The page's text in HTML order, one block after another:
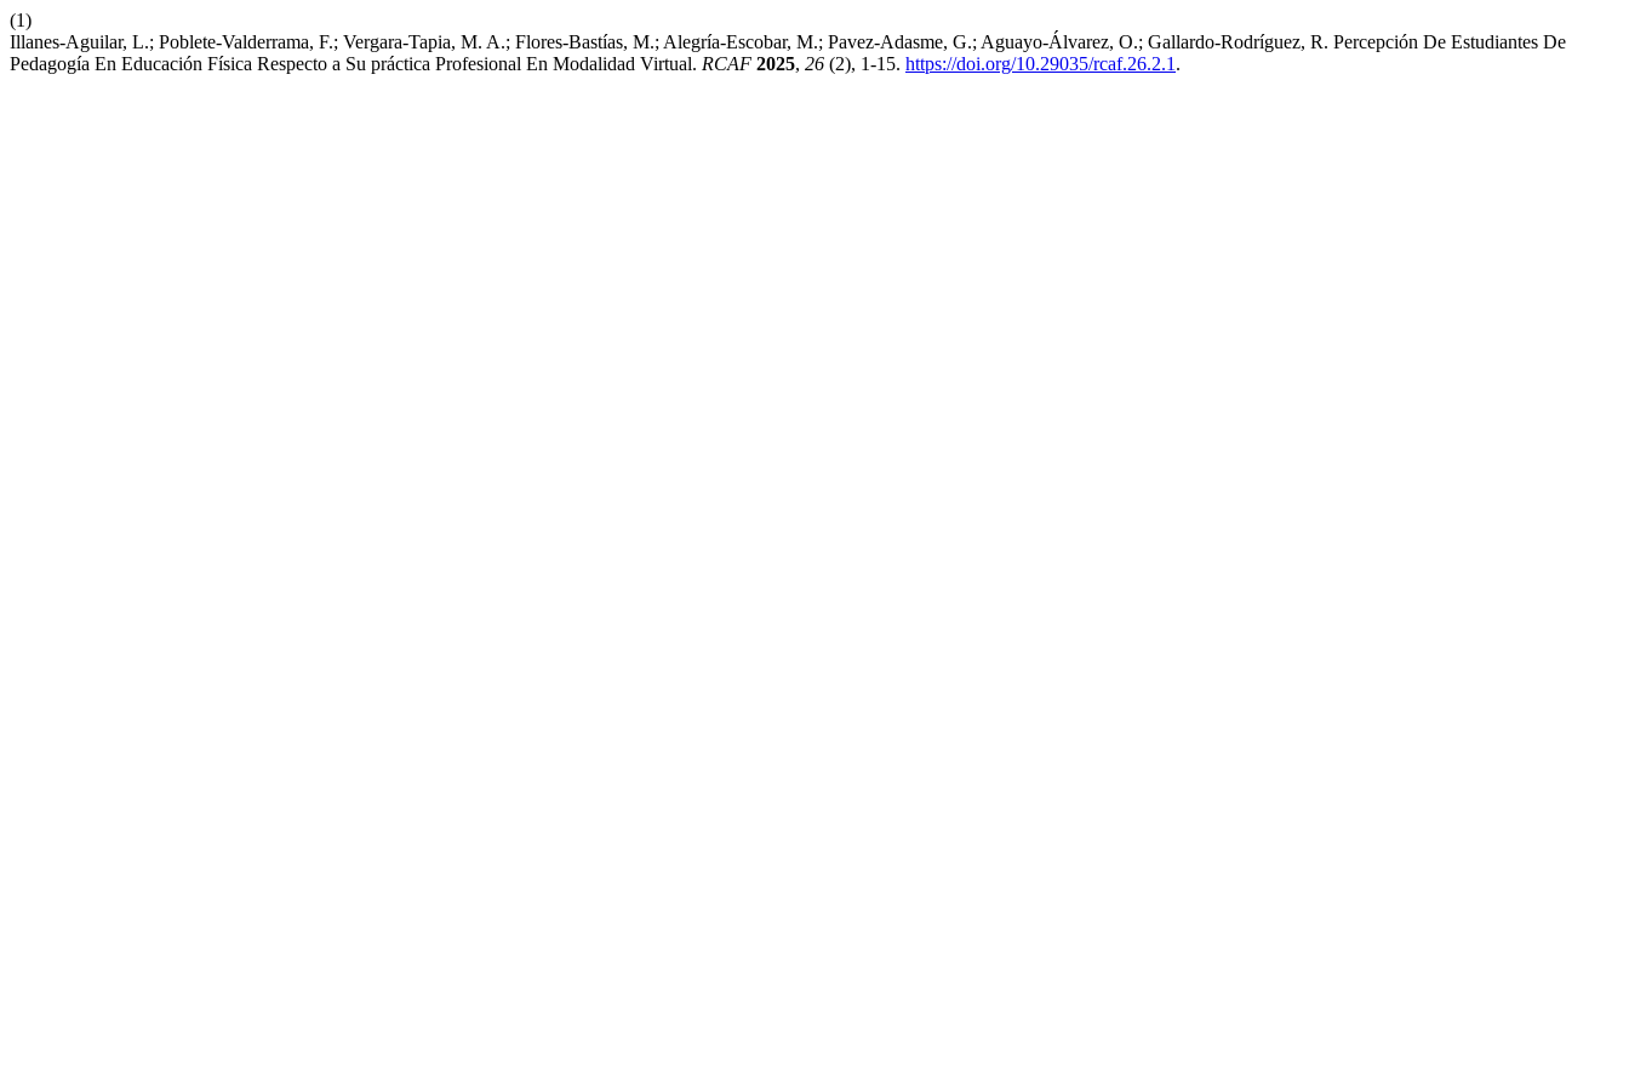
(1)
Illanes-Aguilar, L.; Poblete-Valderrama, F.; Vergara-Tapia, M. A.; Flores-Bastías, M.; Alegría-Escobar, M.; Pavez-Adasme, G.; Aguayo-Álvarez, O.; Gallardo-Rodríguez, R. Percepción De Estudiantes De
Pedagogía En Educación Física Respecto a Su práctica Profesional En Modalidad Virtual. RCAF 2025, 26 (2), 1-15. https://doi.org/10.29035/rcaf.26.2.1 .